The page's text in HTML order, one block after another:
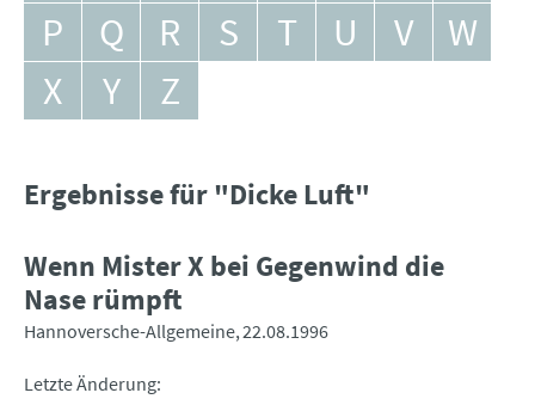
P
Q R S T U V
W
X
Y Z
Ergebnisse für "Dicke Luft"
Wenn Mister X bei Gegenwind die
Nase rümpft
Hannoversche-Allgemeine 22.08.1996
Letzte Änderung